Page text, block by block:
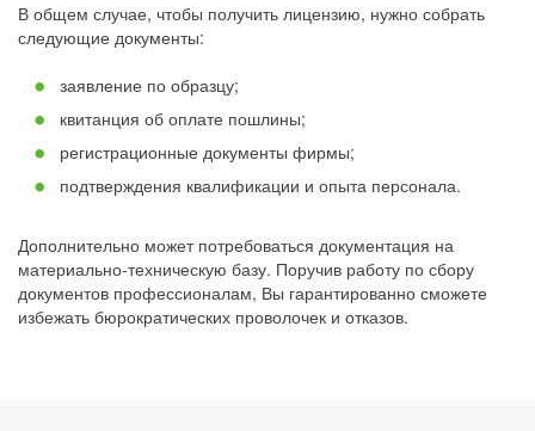
В общем случае, чтобы получить лицензию, нужно собрать
следующие документы:
заявление по образцу;
квитанция об оплате пошлины;
регистрационные документы фирмы;
подтверждения квалификации и опыта персонала.
Дополнительно может потребоваться документация на
материально-техническую базу. Поручив работу по сбору
документов профессионалам, Вы гарантированно сможете
избежать бюрократических проволочек и отказов.